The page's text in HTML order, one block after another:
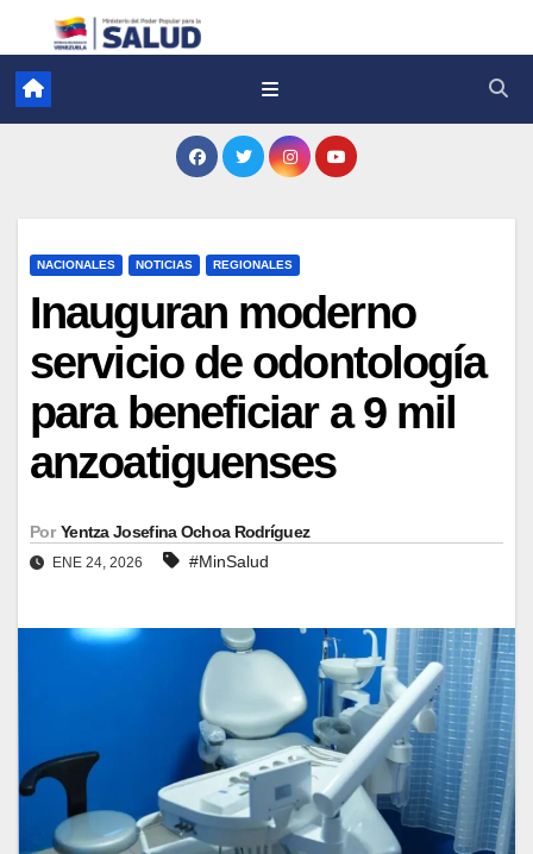
NACIONALES NOTICIAS REGIONALES
Inauguran moderno
servicio de odontología
para beneficiar a 9 mil
anzoatiguenses
Por Yentza Josefina Ochoa Rodríguez
ENE 24, 2026 #MinSalud